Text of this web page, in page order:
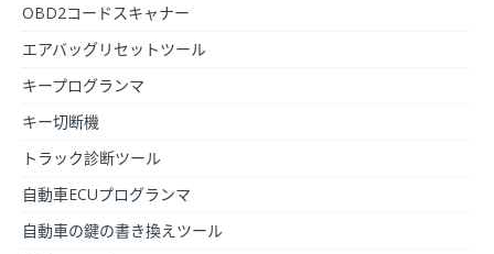
OBD2コードスキャナー
エアバッグリセットツール
キープログランマ
キー切断機
トラック診断ツール
自動車ECUプログランマ
自動車の鍵の書き換えツール